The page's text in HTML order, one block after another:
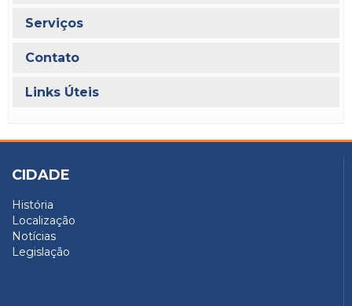
Serviços
Contato
Links Úteis
CIDADE
História
Localização
Notícias
Legislação